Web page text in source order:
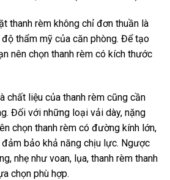
thanh rèm không chỉ đơn thuần là
thẩm mỹ của căn phòng. Để tạo
nên chọn thanh rèm có kích thước
chất liệu của thanh rèm cũng cần
Đối với những loại vải dày, nặng
chọn thanh rèm có đường kính lớn,
bảo khả năng chịu lực. Ngược
nhẹ như voan, lụa, thanh rèm thanh
chọn phù hợp.